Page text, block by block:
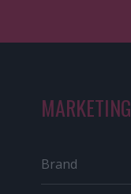
MARKETING
Brand